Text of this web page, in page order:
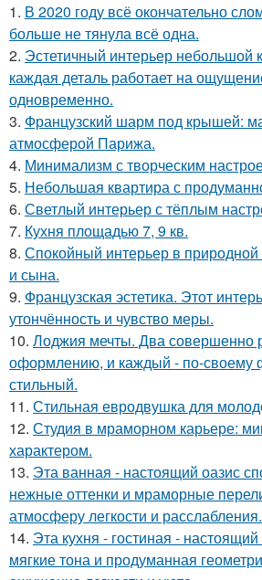
1. В 2020 году всё окончательно
больше не тянула всё одна.
2. Эстетичный интерьер небольшой
каждая деталь работает на
одновременно.
3. Французский шарм под крышей:
атмосферой Парижа.
4. Минимализм с творческим
5. Небольшая квартира с
6. Светлый интерьер с тёплым
7. Кухня площадью 7, 9 кв.
8. Спокойный интерьер в
и сына.
9. Французская эстетика. Этот
утончённость и чувство меры.
10. Лоджия мечты. Два совершенно
оформлению, и каждый - по-своему
стильный.
11. Стильная евродвушка для
12. Студия в мраморном карьере:
характером.
13. Эта ванная - настоящий оазис
нежные оттенки и мраморные
атмосферу легкости и расслабления.
14. Эта кухня - гостиная -
мягкие тона и продуманная